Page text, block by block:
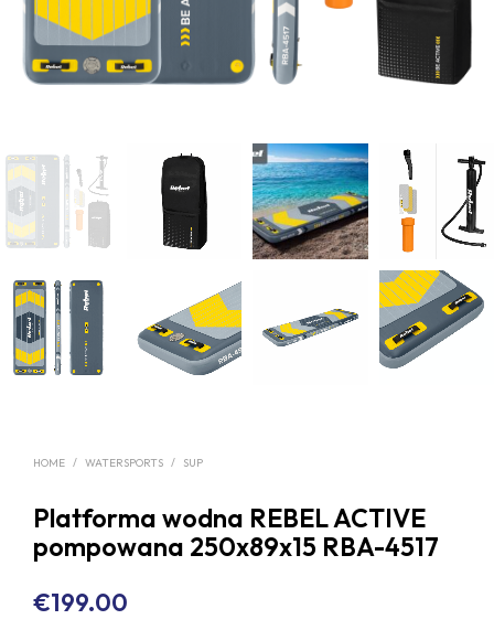
HOME / WATERSPORTS / SUP
Platforma wodna REBEL ACTIVE
pompowana 250x89x15 RBA-4517
€199.00